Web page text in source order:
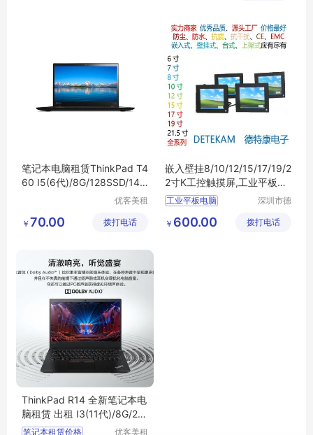
笔记本电脑租赁ThinkPad T4
60 I5(6代)/8G/128SSD/14.1
优客美租
信息科技
￥ 70.00 拨打电话
嵌入壁挂8/10/12/15/17/19/2
2寸K工控触摸屏,工业平板电
脑一体机
工业平板电脑
深圳市德
有限公司
￥ 600.00 拨打电话
ThinkPad R14 全新笔记本电
脑租赁 出租 I3(11代)/8G/25
6SSD/14.1寸
笔记本租赁价格 优客美租